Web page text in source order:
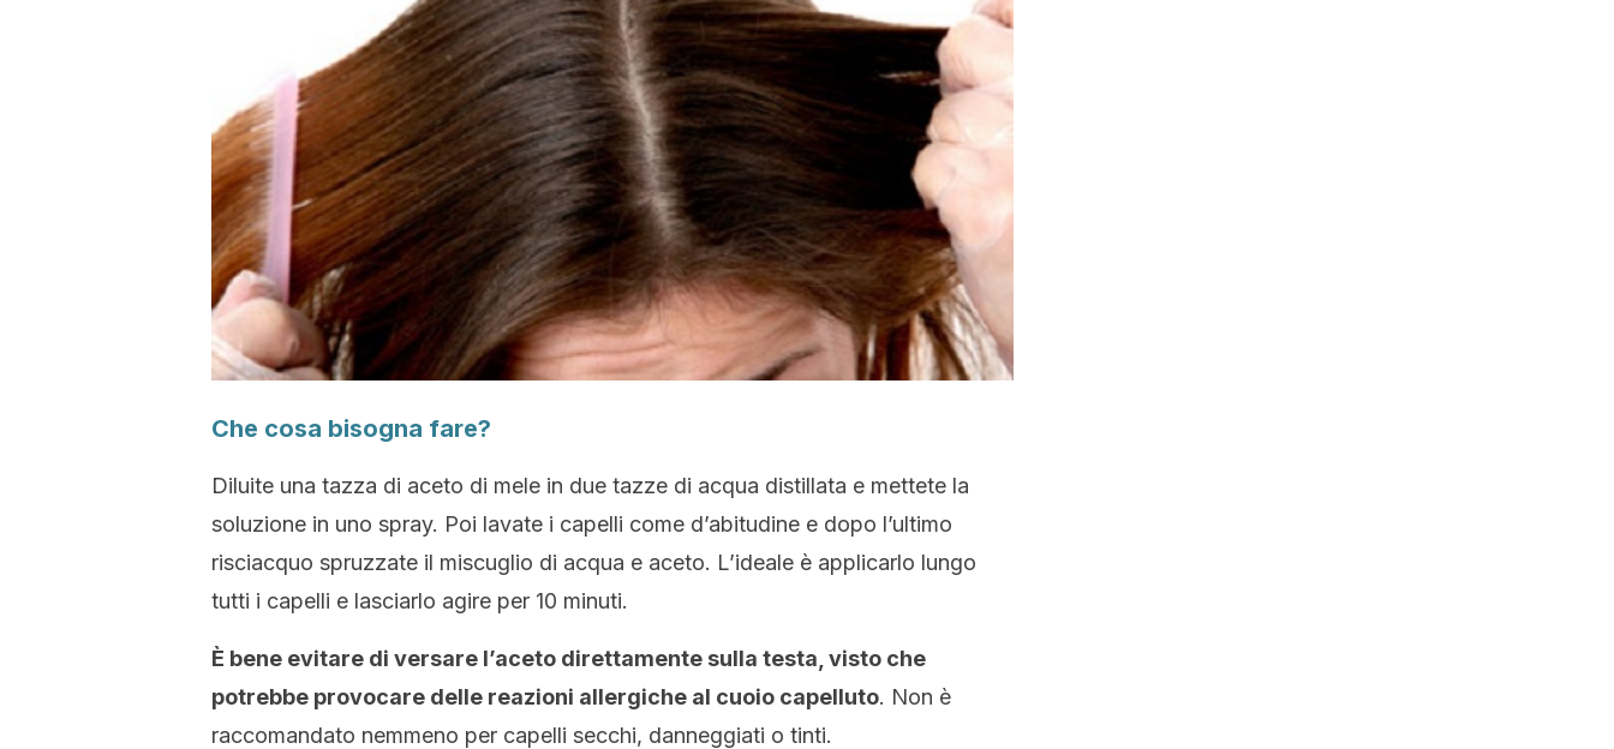
Che cosa bisogna fare?
Diluite una tazza di aceto di mele in due tazze di acqua distillata e mettete la
soluzione in uno spray. Poi lavate i capelli come d’abitudine e dopo l’ultimo
risciacquo spruzzate il miscuglio di acqua e aceto. L’ideale è applicarlo lungo
tutti i capelli e lasciarlo agire per 10 minuti.
È bene evitare di versare l’aceto direttamente sulla testa, visto che
potrebbe provocare delle reazioni allergiche al cuoio capelluto. Non è
raccomandato nemmeno per capelli secchi, danneggiati o tinti.